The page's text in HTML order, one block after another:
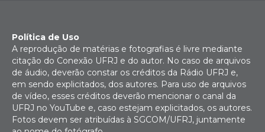
Política de Uso
A reprodução de matérias e fotografias é livre mediante
citação do Conexão UFRJ e do autor. No caso de arquivos
de áudio, deverão constar os créditos da Rádio UFRJ e,
em sendo explicitados, dos autores. Para uso de arquivos
de vídeo, esses créditos deverão mencionar o canal da
UFRJ no YouTube e, caso estejam explicitados, os autores.
Fotos devem ser atribuídas à SGCOM/UFRJ, juntamente